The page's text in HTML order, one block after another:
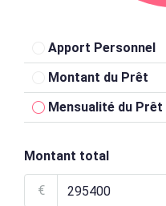
Apport Personnel
Montant du Prêt
Mensualité du Prêt
Montant total
€